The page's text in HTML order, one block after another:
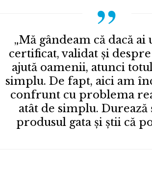
„Mă gândeam că dacă
certificat, validat și
ajută oamenii, atunci
simplu. De fapt, aici am
confrunt cu problema
atât de simplu. Durează
produsul gata și știi că